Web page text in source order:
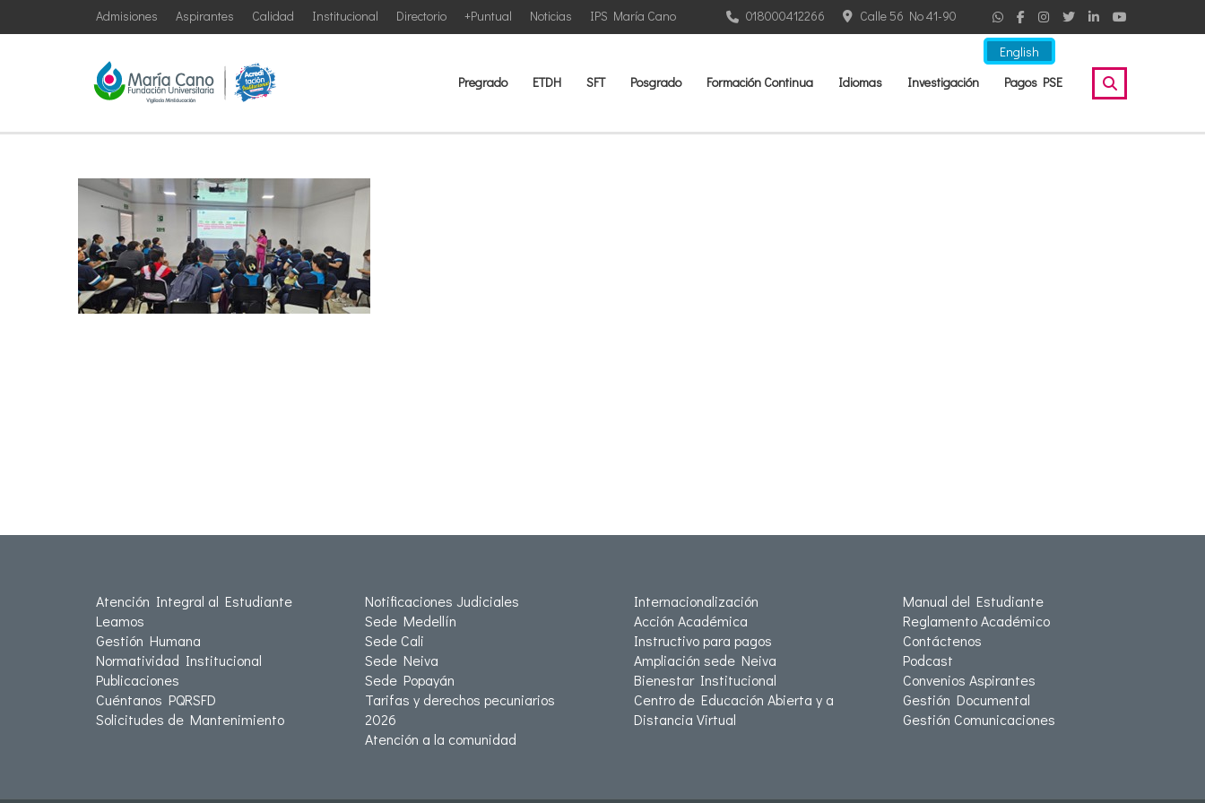
English
IPS María Cano
Noticias
+Puntual
Directorio
Institucional
Calidad
Aspirantes
Admisiones Calle 56 No 41-90
018000412266
Pregrado ETDH SFT Posgrado Formación Continua Idiomas Investigación Pagos PSE
Atención Integral al Estudiante
Leamos
Gestión Humana
Normatividad Institucional
Publicaciones
Cuéntanos PQRSFD
Solicitudes de Mantenimiento
Notificaciones Judiciales
Sede Medellín
Sede Cali
Sede Neiva
Sede Popayán
Tarifas y derechos pecuniarios
2026
Atención a la comunidad
Internacionalización
Acción Académica
Instructivo para pagos
Ampliación sede Neiva
Bienestar Institucional
Centro de Educación Abierta y a
Distancia Virtual
Manual del Estudiante
Reglamento Académico
Contáctenos
Podcast
Convenios Aspirantes
Gestión Documental
Gestión Comunicaciones